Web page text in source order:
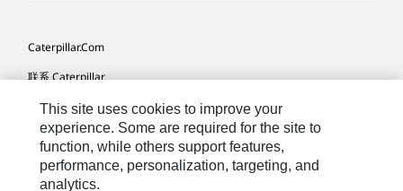
Caterpillar.com
联系 Caterpillar
我的营销首选项
站点地图
Cookie Settings
This site uses cookies to improve your
experience. Some are required for the site to
function, while others support features,
performance, personalization, targeting, and
analytics.